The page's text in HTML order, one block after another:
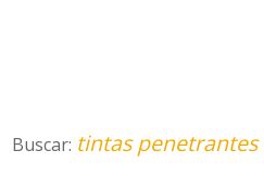
Buscar: tintas